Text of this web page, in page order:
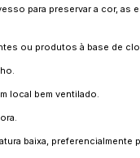
para preservar a cor, as
ou produtos à base de
local bem ventilado.
baixa, preferencialmente